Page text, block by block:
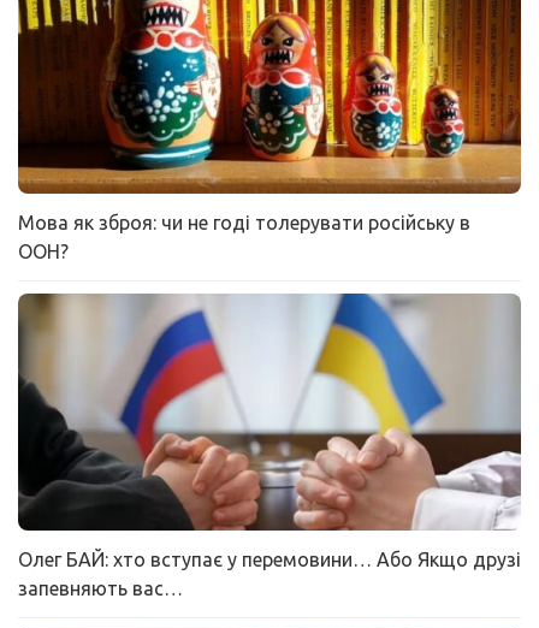
Мова як зброя: чи не годі толерувати російську в
ООН?
Олег БАЙ: хто вступає у перемовини… Або Якщо друзі
запевняють вас…